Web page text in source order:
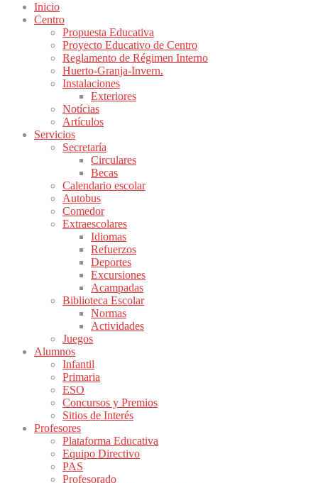
Inicio
Centro
Propuesta Educativa
Proyecto Educativo de Centro
Reglamento de Régimen Interno
Huerto-Granja-Invern.
Instalaciones
Exteriores
Notícias
Artículos
Servicios
Secretaría
Circulares
Becas
Calendario escolar
Autobus
Comedor
Extraescolares
Idiomas
Refuerzos
Deportes
Excursiones
Acampadas
Biblioteca Escolar
Normas
Actividades
Juegos
Alumnos
Infantil
Primaria
ESO
Concursos y Premios
Sitios de Interés
Profesores
Plataforma Educativa
Equipo Directivo
PAS
Profesorado